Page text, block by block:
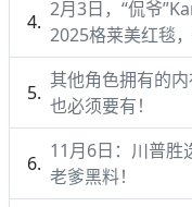
2月3日，“侃爷
2025格莱美红毯
其他角色拥有的
也必须要有！
11月6日：川普胜
老爹黑料！